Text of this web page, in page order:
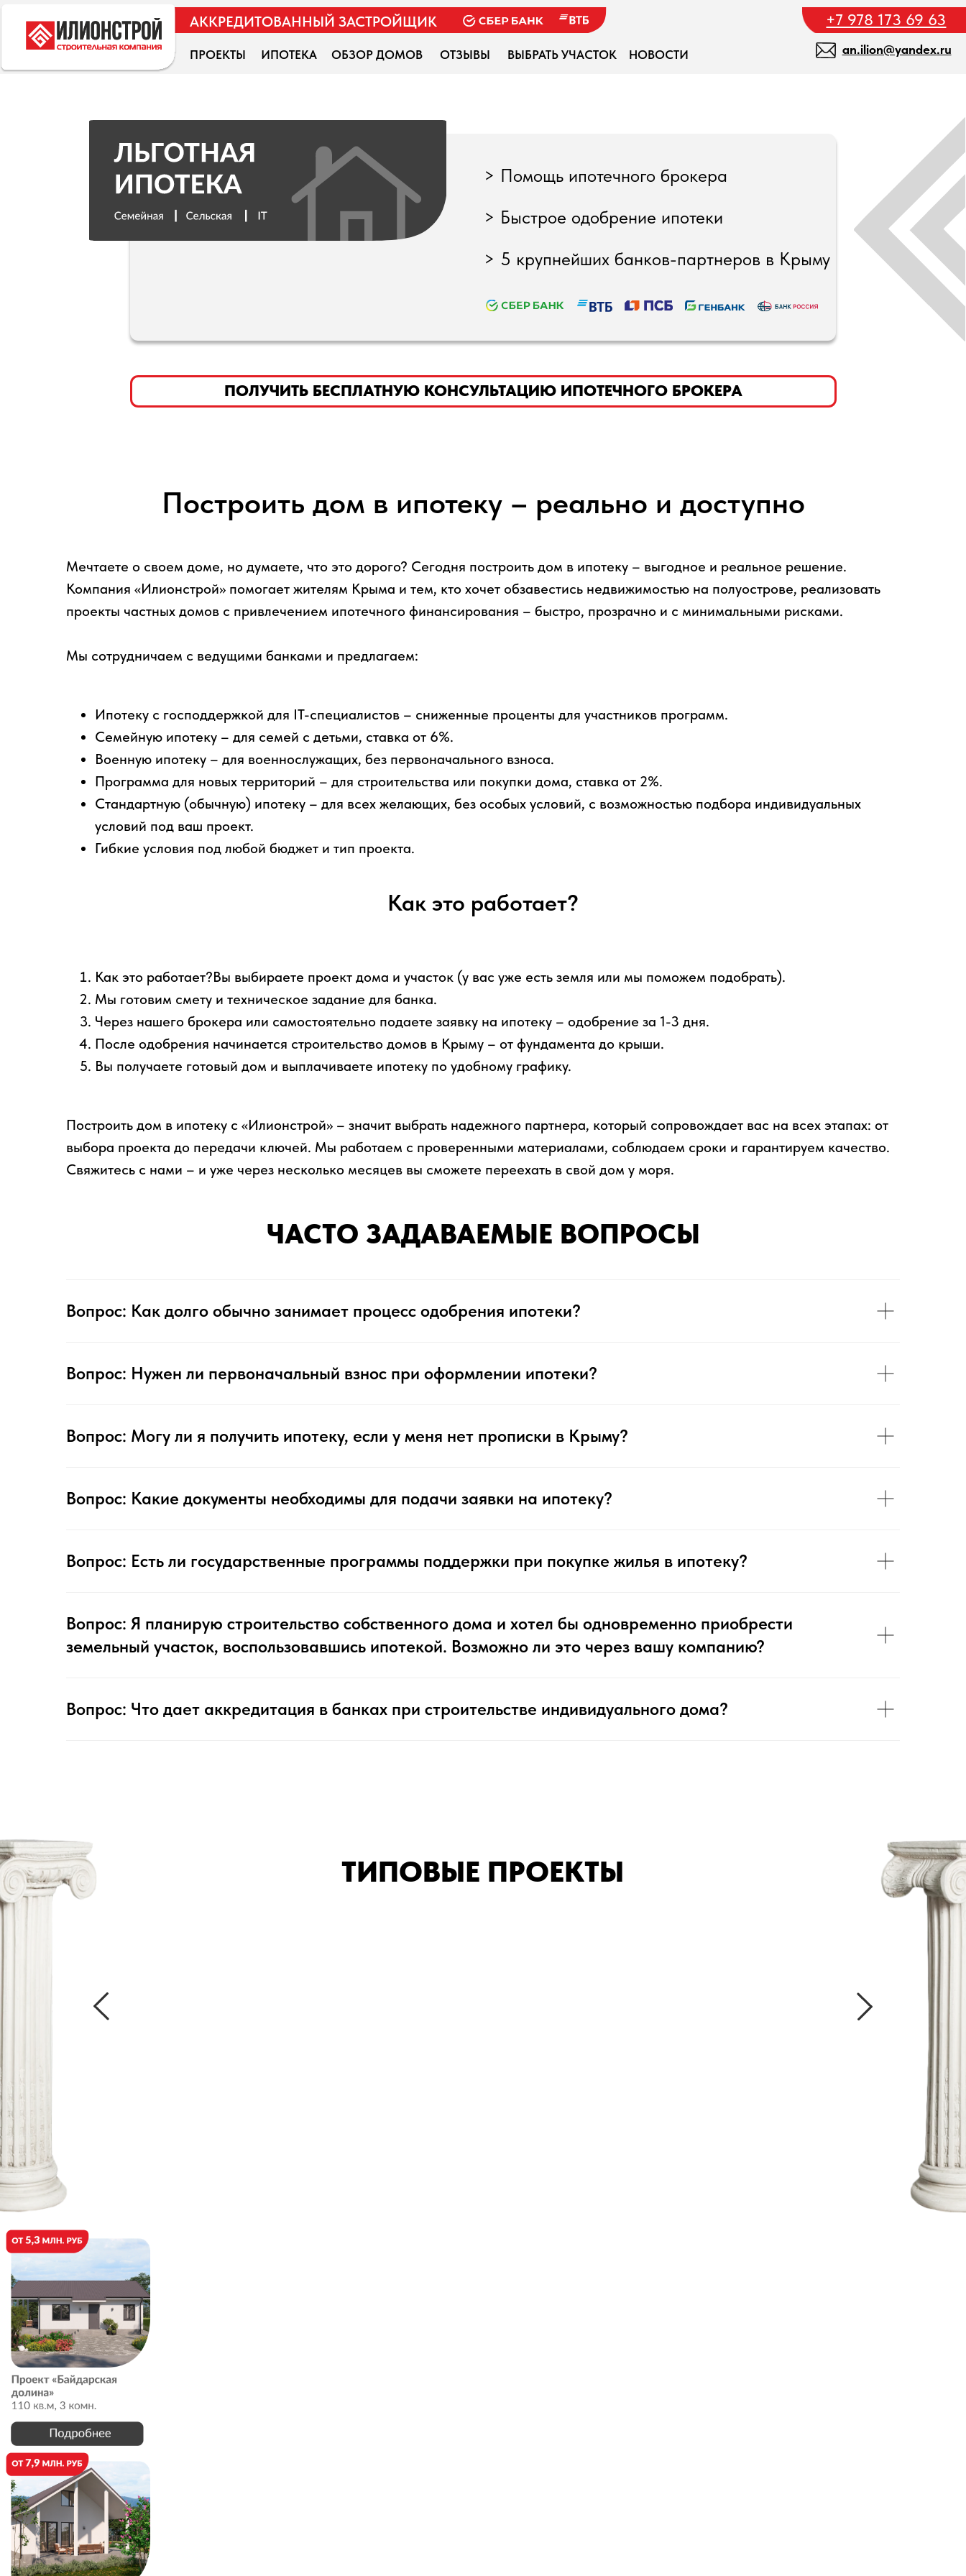
АККРЕДИТОВАННЫЙ ЗАСТРОЙЩИК
ПРОЕКТЫ ИПОТЕКА ОБЗОР ДОМОВ ОТЗЫВЫ ВЫБРАТЬ УЧАСТОК НОВОСТИ
+7 978 173 69 63
an.ilion@yandex.ru
> Быстрое одобрение ипотеки
> 5 крупнейших банков-партнеров в Крыму
ПОЛУЧИТЬ БЕСПЛАТНУЮ КОНСУЛЬТАЦИЮ ИПОТЕЧНОГО БРОКЕРА
Построить дом в ипотеку – реально и доступно
Мечтаете о своем доме, но думаете, что это дорого? Сегодня построить дом в ипотеку – выгодное и реальное решение.
Компания «Илионстрой» помогает жителям Крыма и тем, кто хочет обзавестись недвижимостью на полуострове, реализовать
проекты частных домов с привлечением ипотечного финансирования – быстро, прозрачно и с минимальными рисками.
Мы сотрудничаем с ведущими банками и предлагаем:
Ипотеку с господдержкой для IT-специалистов – сниженные проценты для участников программ.
Семейную ипотеку – для семей с детьми, ставка от 6%.
Военную ипотеку – для военнослужащих, без первоначального взноса.
Программа для новых территорий – для строительства или покупки дома, ставка от 2%.
Стандартную (обычную) ипотеку – для всех желающих, без особых условий, с возможностью подбора индивидуальных
условий под ваш проект.
Гибкие условия под любой бюджет и тип проекта.
Как это работает?
Как это работает?Вы выбираете проект дома и участок (у вас уже есть земля или мы поможем подобрать).
Мы готовим смету и техническое задание для банка.
Через нашего брокера или самостоятельно подаете заявку на ипотеку – одобрение за 1-3 дня.
После одобрения начинается строительство домов в Крыму – от фундамента до крыши.
Вы получаете готовый дом и выплачиваете ипотеку по удобному графику.
Построить дом в ипотеку с «Илионстрой» – значит выбрать надежного партнера, который сопровождает вас на всех этапах: от
выбора проекта до передачи ключей. Мы работаем с проверенными материалами, соблюдаем сроки и гарантируем качество.
Свяжитесь с нами – и уже через несколько месяцев вы сможете переехать в свой дом у моря.
ЧАСТО ЗАДАВАЕМЫЕ ВОПРОСЫ
Вопрос: Как долго обычно занимает процесс одобрения ипотеки?
Вопрос: Нужен ли первоначальный взнос при оформлении ипотеки?
Вопрос: Могу ли я получить ипотеку, если у меня нет прописки в Крыму?
Вопрос: Какие документы необходимы для подачи заявки на ипотеку?
Вопрос: Есть ли государственные программы поддержки при покупке жилья в ипотеку?
Вопрос: Я планирую строительство собственного дома и хотел бы одновременно приобрести
земельный участок, воспользовавшись ипотекой. Возможно ли это через вашу компанию?
Вопрос: Что дает аккредитация в банках при строительстве индивидуального дома?